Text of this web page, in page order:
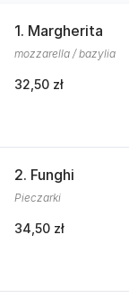
1. Margherita
mozzarella / bazylia
32,50 zł
2. Funghi
Pieczarki
34,50 zł